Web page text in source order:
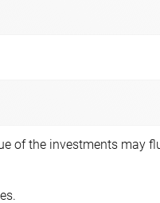
of the investments may